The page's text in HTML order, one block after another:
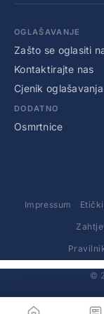
OGLAŠAVANJE
Zašto se oglasiti
Kontaktirajte nas
Cjenik oglašavanja
DODATNO
Osmrtnice
Impressum
©